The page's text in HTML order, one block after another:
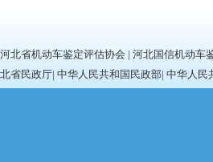
河北省机动车鉴定评估协会 | 河北国信机动车
北省民政厅| 中华人民共和国民政部| 中华人民